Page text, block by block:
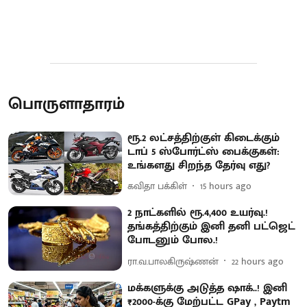
பொருளாதாரம்
ரூ.2 லட்சத்திற்குள் கிடைக்கும்
டாப் 5 ஸ்போர்ட்ஸ் பைக்குகள்:
உங்களது சிறந்த தேர்வு எது?
கவிதா பக்கிள் 15 hours ago
2 நாட்களில் ரூ.4,400 உயர்வு.!
தங்கத்திற்கும் இனி தனி பட்ஜெட்
போடனும் போல.!
ரா.வ.பாலகிருஷ்ணன் 22 hours ago
மக்களுக்கு அடுத்த ஷாக்..! இனி
₹2000-க்கு மேற்பட்ட GPay , Paytm